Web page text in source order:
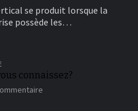
fonctionne
le
se produit lorsque la
possède les…
connaissez?